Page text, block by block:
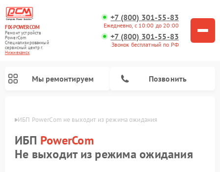
FIX-POWERCOM
Ремонт устройств
PowerCom
Специализированный
cервисный центр г.
Нижнекамск
+7 (800) 301-55-83
Ежедневно, с 10:00 до 20:00
+7 (800) 301-55-83
Звонок бесплатный по РФ
Мы ремонтируем Позвонить
ИБП PowerCom не выходит из режима ожидания
ИБП PowerCom
Не выходит из режима ожидания